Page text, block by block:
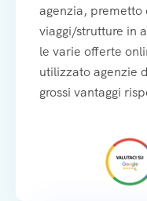
agenzia, premetto
viaggi/strutture in
le varie offerte
utilizzato agenzie
grossi vantaggi